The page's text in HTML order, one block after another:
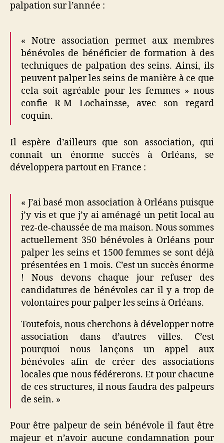
palpation sur l’année :
« Notre association permet aux membres
bénévoles de bénéficier de formation à des
techniques de palpation des seins. Ainsi, ils
peuvent palper les seins de manière à ce que
cela soit agréable pour les femmes » nous
confie R-M Lochainsse, avec son regard
coquin.
Il espère d’ailleurs que son association, qui
connaît un énorme succès à Orléans, se
développera partout en France :
« J’ai basé mon association à Orléans puisque
j’y vis et que j’y ai aménagé un petit local au
rez-de-chaussée de ma maison. Nous sommes
actuellement 350 bénévoles à Orléans pour
palper les seins et 1500 femmes se sont déjà
présentées en 1 mois. C’est un succès énorme
! Nous devons chaque jour refuser des
candidatures de bénévoles car il y a trop de
volontaires pour palper les seins à Orléans.
Toutefois, nous cherchons à développer notre
association dans d’autres villes. C’est
pourquoi nous lançons un appel aux
bénévoles afin de créer des associations
locales que nous fédérerons. Et pour chacune
de ces structures, il nous faudra des palpeurs
de sein. »
Pour être palpeur de sein bénévole il faut être
majeur et n’avoir aucune condamnation pour